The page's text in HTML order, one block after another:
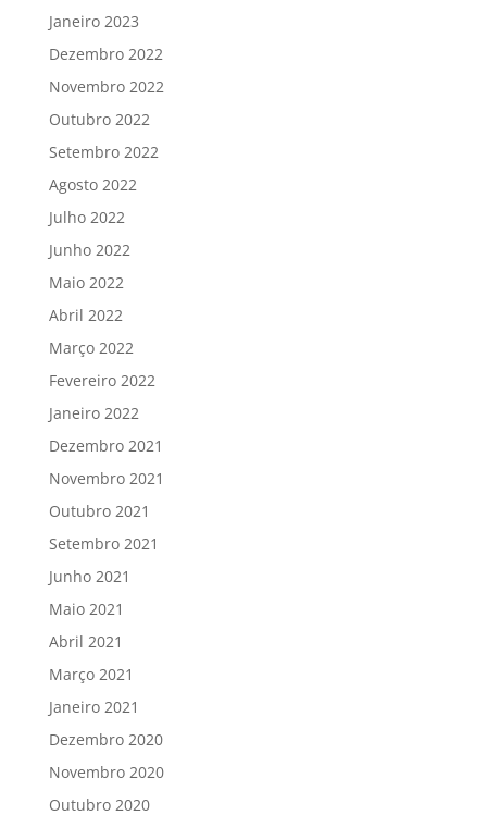
Janeiro 2023
Dezembro 2022
Novembro 2022
Outubro 2022
Setembro 2022
Agosto 2022
Julho 2022
Junho 2022
Maio 2022
Abril 2022
Março 2022
Fevereiro 2022
Janeiro 2022
Dezembro 2021
Novembro 2021
Outubro 2021
Setembro 2021
Junho 2021
Maio 2021
Abril 2021
Março 2021
Janeiro 2021
Dezembro 2020
Novembro 2020
Outubro 2020